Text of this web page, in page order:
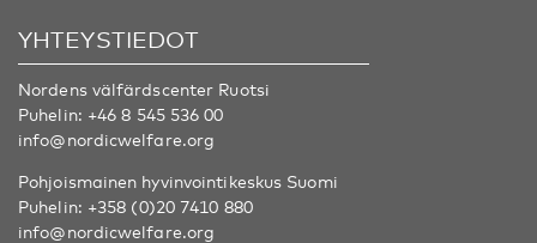
YHTEYSTIEDOT
Nordens välfärdscenter Ruotsi
Puhelin: +46 8 545 536 00
info@nordicwelfare.org
Pohjoismainen hyvinvointikeskus Suomi
Puhelin: +358 (0)20 7410 880
info@nordicwelfare.org